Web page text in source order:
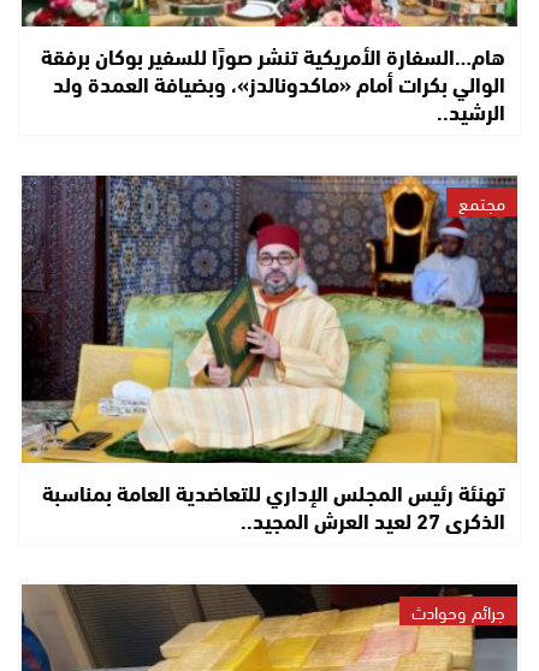
هام…السفارة الأمريكية تنشر صورًا للسفير بوكان برفقة
الوالي بكرات أمام «ماكدونالدز»، وبضيافة العمدة ولد
الرشيد..
مجتمع
تهنئة رئيس المجلس الإداري للتعاضدية العامة بمناسبة
الذكرى 27 لعيد العرش المجيد..
جرائم وحوادث